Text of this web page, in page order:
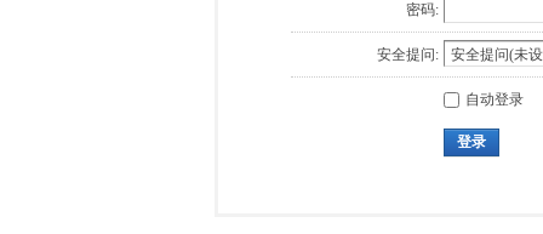
密码:
安全提问:
自动登录
登录